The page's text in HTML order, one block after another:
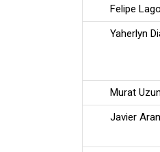
Felipe
Yaherlyn
Murat
Javier